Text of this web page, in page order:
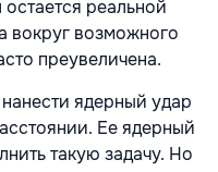
реальной
вокруг возможного
преувеличена.
ядерный удар
Ее ядерный
такую задачу. Но